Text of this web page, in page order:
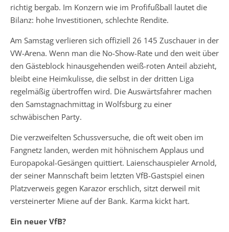
richtig bergab. Im Konzern wie im Profifußball lautet die
Bilanz: hohe Investitionen, schlechte Rendite.
Am Samstag verlieren sich offiziell 26 145 Zuschauer in der
VW-Arena. Wenn man die No-Show-Rate und den weit über
den Gästeblock hinausgehenden weiß-roten Anteil abzieht,
bleibt eine Heimkulisse, die selbst in der dritten Liga
regelmäßig übertroffen wird. Die Auswärtsfahrer machen
den Samstagnachmittag in Wolfsburg zu einer
schwäbischen Party.
Die verzweifelten Schussversuche, die oft weit oben im
Fangnetz landen, werden mit höhnischem Applaus und
Europapokal-Gesängen quittiert. Laienschauspieler Arnold,
der seiner Mannschaft beim letzten VfB-Gastspiel einen
Platzverweis gegen Karazor erschlich, sitzt derweil mit
versteinerter Miene auf der Bank. Karma kickt hart.
Ein neuer VfB?